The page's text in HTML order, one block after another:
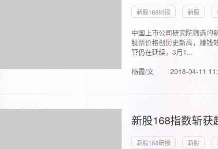
新股168研报 新股
中国上市公司研究院筛选的
股票价格创历史新高，赚钱
管仍在延续，3月1...
杨霞/文
2018-04-11
新股168指数斩
新股168研报 新股